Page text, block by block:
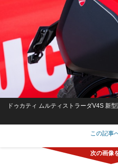
ドゥカティ ムルティストラーダV4S 新型
この記事